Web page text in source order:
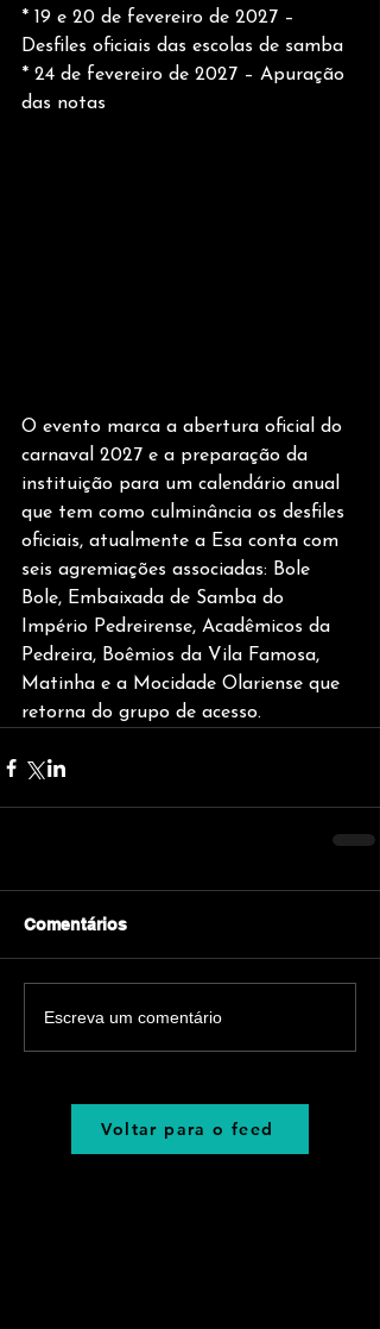
* 19 e 20 de fevereiro de 2027 –
Desfiles oficiais das escolas de samba
* 24 de fevereiro de 2027 – Apuração
das notas
O evento marca a abertura oficial do
carnaval 2027 e a preparação da
instituição para um calendário anual
que tem como culminância os desfiles
oficiais, atualmente a Esa conta com
seis agremiações associadas: Bole
Bole, Embaixada de Samba do
Império Pedreirense, Acadêmicos da
Pedreira, Boêmios da Vila Famosa,
Matinha e a Mocidade Olariense que
retorna do grupo de acesso.
Comentários
Escreva um comentário
Voltar para o feed